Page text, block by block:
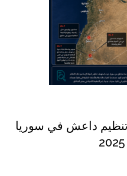
داعش في سوريا